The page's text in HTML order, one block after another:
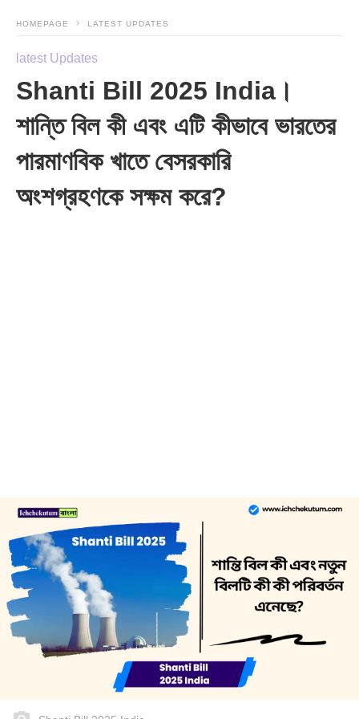
HOMEPAGE LATEST UPDATES
latest Updates
Shanti Bill 2025 India।
শান্তি বিল কী এবং এটি কীভাবে ভারতের
পারমাণবিক খাতে বেসরকারি
অংশগ্রহণকে সক্ষম করে?